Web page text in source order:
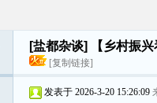
[盐都杂谈] 【乡村振
[复制链接]
发表于 2026-3-20 15:26:09